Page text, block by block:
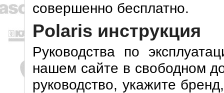
совершенно бесплатно.
Polaris инструкция
Руководства по
нашем сайте в свободном
руководство, укажите